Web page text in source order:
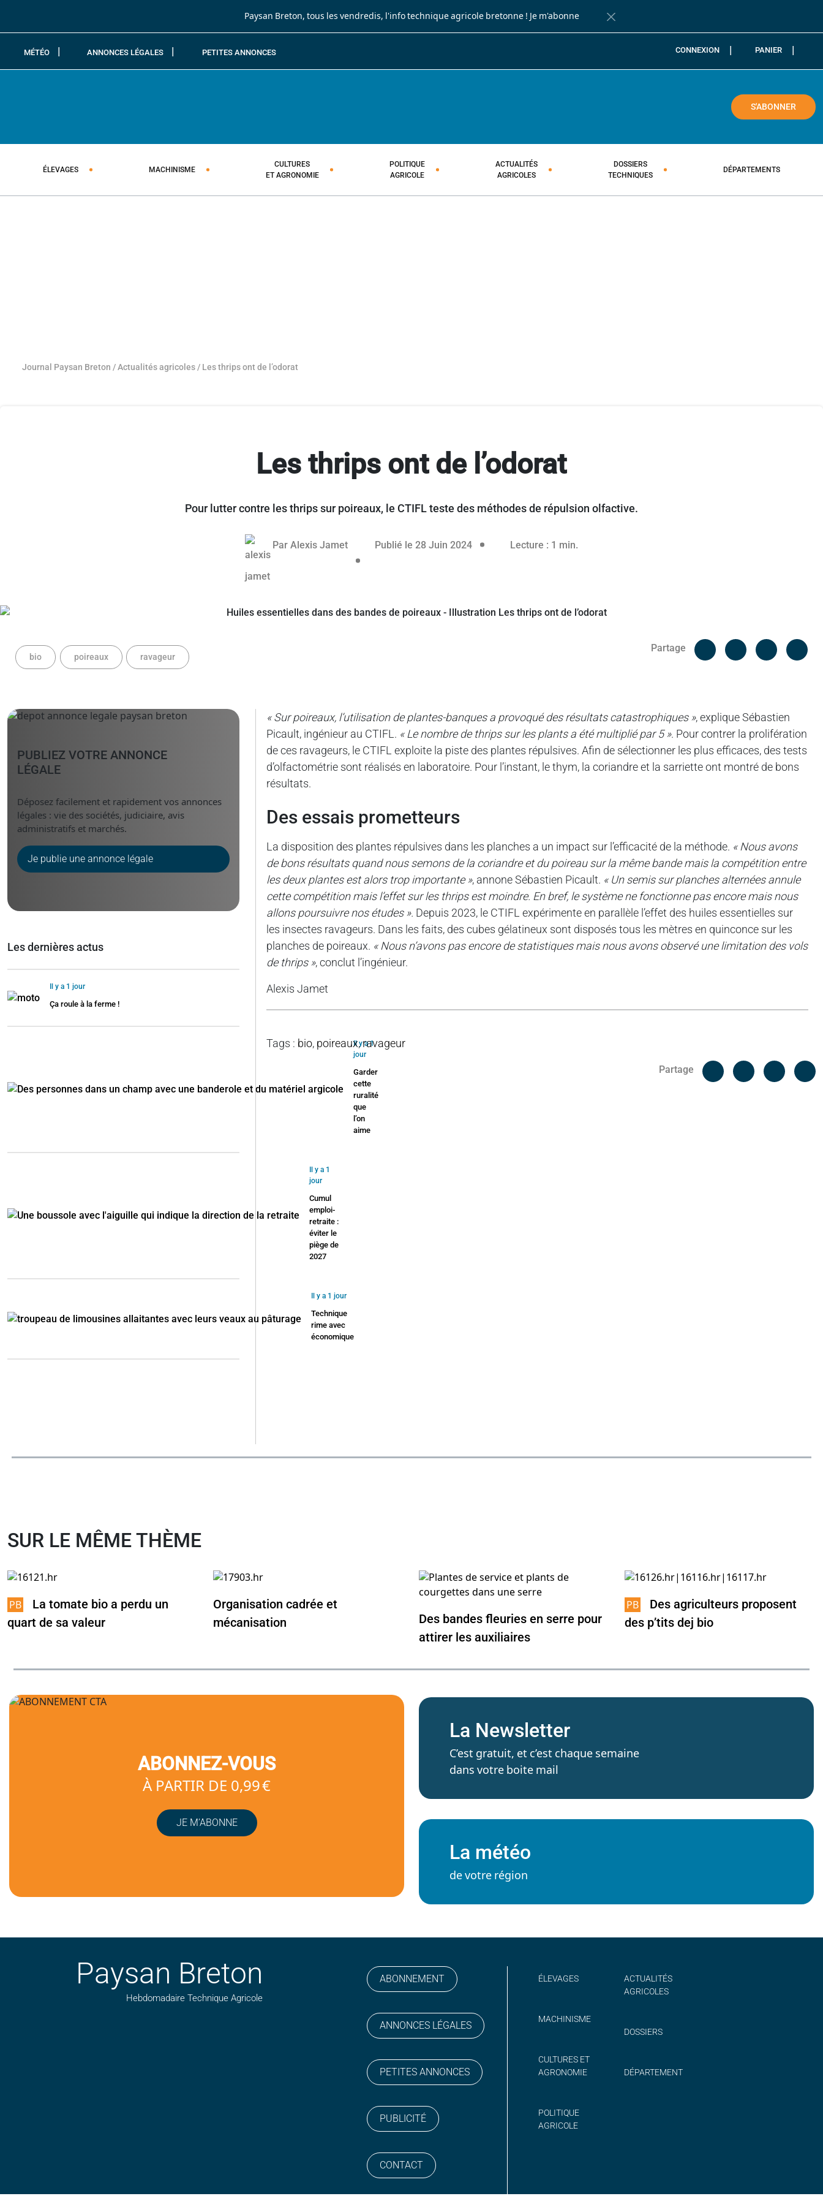
Paysan Breton, tous les vendredis, l'info technique agricole bretonne ! Je m'abonne
Fermer la barre de notification
MÉTÉO ANNONCES LÉGALES PETITES ANNONCES CONNEXION PANIER
S'ABONNER
ÉLEVAGES MACHINISME
CULTURES
ET AGRONOMIE
POLITIQUE
AGRICOLE
ACTUALITÉS
AGRICOLES
DOSSIERS
TECHNIQUES
DÉPARTEMENTS
Journal Paysan Breton /Actualités agricoles / Les thrips ont de l’odorat
Les thrips ont de l’odorat
Pour lutter contre les thrips sur poireaux, le CTIFL teste des méthodes de répulsion olfactive.
Par Alexis Jamet Publié le 28 Juin 202402 juillet 2024Lecture : 1 min.
bio poireaux ravageur
Partage
Facebook
« Sur poireaux, l’utilisation de plantes-banques a provoqué des résultats catastrophiques », explique Sébastien
Picault, ingénieur au CTIFL. « Le nombre de thrips sur les plants a été multiplié par 5 ». Pour contrer la prolifération
de ces ravageurs, le CTIFL exploite la piste des plantes répulsives. Afin de sélectionner les plus efficaces, des tests
d’olfactométrie sont réalisés en laboratoire. Pour l’instant, le thym, la coriandre et la sarriette ont montré de bons
résultats.
des essais prometteurs
La disposition des plantes répulsives dans les planches a un impact sur l’efficacité de la méthode. « Nous avons
de bons résultats quand nous semons de la coriandre et du poireau sur la même bande mais la compétition entre
les deux plantes est alors trop importante », annone Sébastien Picault. « Un semis sur planches alternées annule
cette compétition mais l’effet sur les thrips est moindre. En bref, le système ne fonctionne pas encore mais nous
allons poursuivre nos études ». Depuis 2023, le CTIFL expérimente en parallèle l’effet des huiles essentielles sur
les insectes ravageurs. Dans les faits, des cubes gélatineux sont disposés tous les mètres en quinconce sur les
planches de poireaux. « Nous n’avons pas encore de statistiques mais nous avons observé une limitation des vols
de thrips », conclut l’ingénieur.
Alexis Jamet
Tags : bio, poireaux,ravageur
Partage
Facebook
PUBLIEZ VOTRE ANNONCE
LÉGALE
Déposez facilement et rapidement vos annonces
légales : vie des sociétés, judiciaire, avis
administratifs et marchés.
Je publie une annonce légale
Les dernières actus
Il y a 1 jour
Ça roule à la ferme !
Il y a 1
jour
Garder
cette
ruralité
que
l’on
aime
Il y a 1
jour
Cumul
emploi-
retraite :
éviter le
piège de
2027
Il y a 1 jour
Technique
rime avec
économique
SUR LE MÊME THÈME
La tomate bio a perdu un
quart de sa valeur
Organisation cadrée et
mécanisation
Des bandes fleuries en serre pour
attirer les auxiliaires
Des agriculteurs proposent
des p’tits dej bio
ABONNEZ-VOUS
À PARTIR DE 0,99 €
JE M’ABONNE
La Newsletter
C’est gratuit, et c’est chaque semaine
dans votre boite mail
La météo
de votre région
Paysan Breton
Hebdomadaire Technique Agricole
ABONNEMENT
ANNONCES LÉGALES
PETITES ANNONCES
PUBLICITÉ
CONTACT
ÉLEVAGES
MACHINISME
CULTURES ET
AGRONOMIE
POLITIQUE
AGRICOLE
ACTUALITÉS
AGRICOLES
DOSSIERS
DÉPARTEMENT